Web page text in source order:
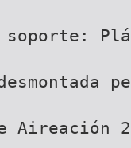
Aireación